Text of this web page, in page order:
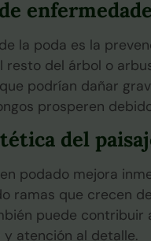
la poda es la
resto del árbol o
podrían dañar
prosperen
del
podado mejora
ramas que crecen
puede
atención al detalle.